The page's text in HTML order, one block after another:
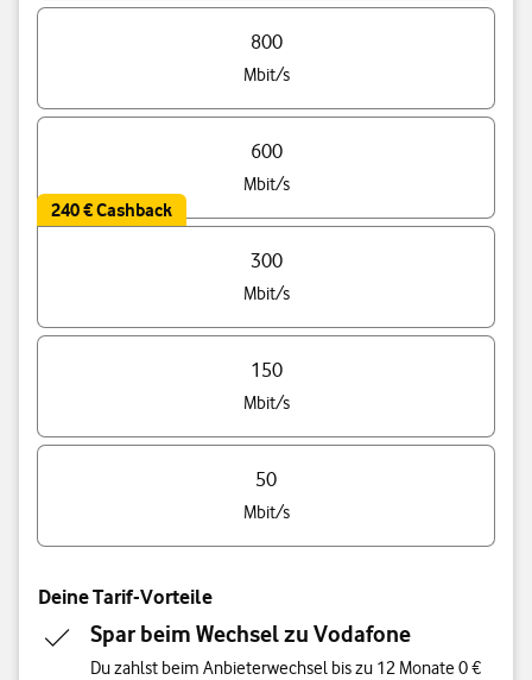
800
Mbit/s
600
Mbit/s
240 € Cashback
300
Mbit/s
150
Mbit/s
50
Mbit/s
Deine Tarif-Vorteile
Spar beim Wechsel zu Vodafone
Du zahlst beim Anbieterwechsel bis zu 12 Monate 0 €